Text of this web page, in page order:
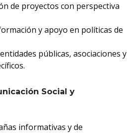
de proyectos con perspectiva
y apoyo en políticas de
públicas, asociaciones y
Social y
informativas y de